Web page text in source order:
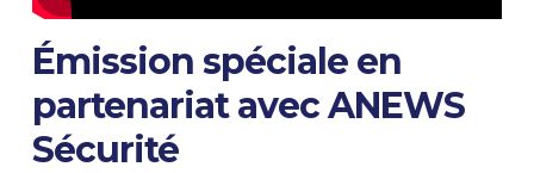
Émission spéciale en
partenariat avecANEWS
Sécurité